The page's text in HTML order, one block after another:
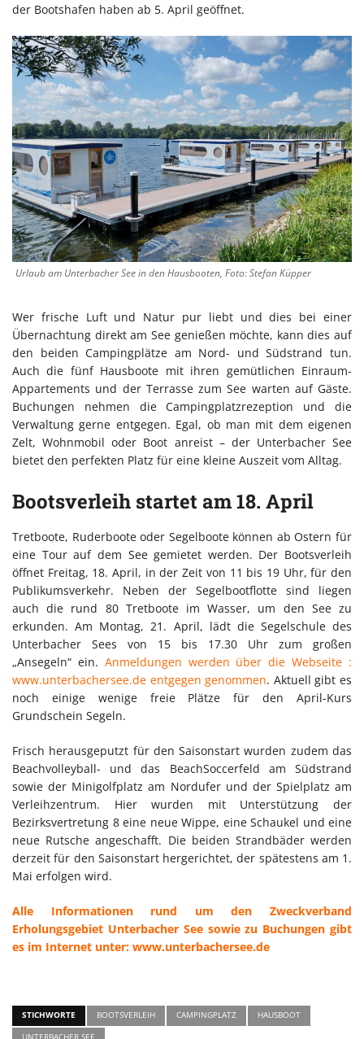
der Bootshafen haben ab 5. April geöffnet.
Urlaub am Unterbacher See in den Hausbooten, Foto: Stefan Küpper
Wer frische Luft und Natur pur liebt und dies bei einer
Übernachtung direkt am See genießen möchte, kann dies auf
den beiden Campingplätze am Nord- und Südstrand tun.
Auch die fünf Hausboote mit ihren gemütlichen Einraum-
Appartements und der Terrasse zum See warten auf Gäste.
Buchungen nehmen die Campingplatzrezeption und die
Verwaltung gerne entgegen. Egal, ob man mit dem eigenen
Zelt, Wohnmobil oder Boot anreist – der Unterbacher See
bietet den perfekten Platz für eine kleine Auszeit vom Alltag.
Bootsverleih startet am 18. April
Tretboote, Ruderboote oder Segelboote können ab Ostern für
eine Tour auf dem See gemietet werden. Der Bootsverleih
öffnet Freitag, 18. April, in der Zeit von 11 bis 19 Uhr, für den
Publikumsverkehr. Neben der Segelbootflotte sind liegen
auch die rund 80 Tretboote im Wasser, um den See zu
erkunden. Am Montag, 21. April, lädt die Segelschule des
Unterbacher Sees von 15 bis 17.30 Uhr zum großen
„Ansegeln“ ein. Anmeldungen werden über die Webseite :
www.unterbachersee.de entgegen genommen. Aktuell gibt es
noch einige wenige freie Plätze für den April-Kurs
Grundschein Segeln.
Frisch herausgeputzt für den Saisonstart wurden zudem das
Beachvolleyball- und das BeachSoccerfeld am Südstrand
sowie der Minigolfplatz am Nordufer und der Spielplatz am
Verleihzentrum. Hier wurden mit Unterstützung der
Bezirksvertretung 8 eine neue Wippe, eine Schaukel und eine
neue Rutsche angeschafft. Die beiden Strandbäder werden
derzeit für den Saisonstart hergerichtet, der spätestens am 1.
Mai erfolgen wird.
Alle Informationen rund um den Zweckverband
Erholungsgebiet Unterbacher See sowie zu Buchungen gibt
es im Internet unter: www.unterbachersee.de
STICHWORTE BOOTSVERLEIH CAMPINGPLATZ
HAUSBOOT
UNTERBACHER SEE